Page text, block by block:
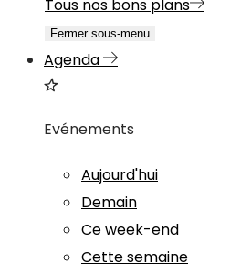
Tous nos bons plans
Fermer sous-menu
Agenda
Evénements
Aujourd'hui
Demain
Ce week-end
Cette semaine